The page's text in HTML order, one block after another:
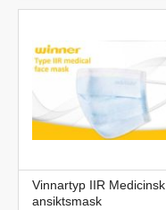
Vinnartyp IIR Medicinsk
ansiktsmask